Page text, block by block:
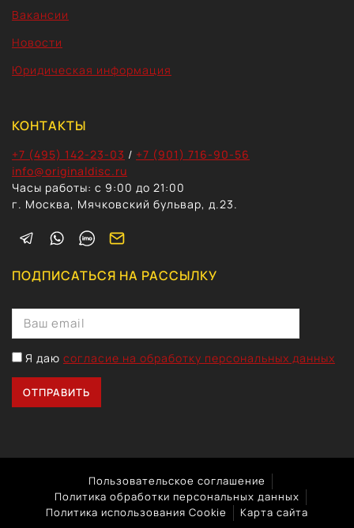
Вакансии
Новости
Юридическая информация
КОНТАКТЫ
+7 (495) 142-23-03 / +7 (901) 716-90-56
info@originaldisc.ru
Часы работы: с 9:00 до 21:00
г. Москва, Мячковский бульвар, д.23.
ПОДПИСАТЬСЯ НА РАССЫЛКУ
Я даю согласие на обработку персональных данных
Пользовательское соглашение
Политика обработки персональных данных
Политика использования Cookie
Карта сайта